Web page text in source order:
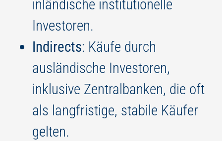
inländische institutionelle
Investoren.
Indirects: Käufe durch
ausländische Investoren,
inklusive Zentralbanken, die oft
als langfristige, stabile Käufer
gelten.